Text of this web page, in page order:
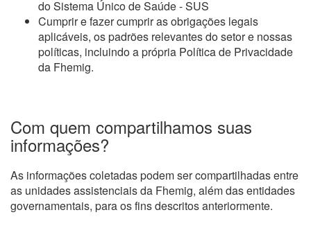
do Sistema Único de Saúde - SUS
Cumprir e fazer cumprir as obrigações legais
aplicáveis, os padrões relevantes do setor e nossas
políticas, incluindo a própria Política de Privacidade
da Fhemig.
Com quem compartilhamos suas
informações?
As informações coletadas podem ser compartilhadas entre
as unidades assistenciais da Fhemig, além das entidades
governamentais, para os fins descritos anteriormente.